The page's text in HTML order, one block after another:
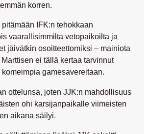
korren.
IFK:n tehokkaan
vaarallisimmilta vetopaikoilta ja
jäivätkin osoitteettomiksi – mainiota
ei tällä kertaa tarvinnut
gamesavereitaan.
ottelunsa, joten JJK:n mahdollisuus
ohi karsijanpaikalle viimeisten
aikana säilyi.